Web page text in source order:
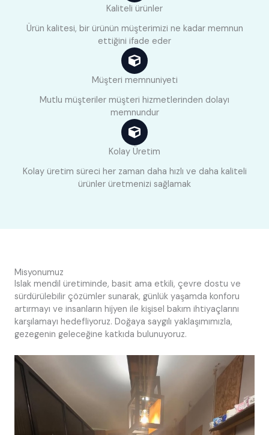
Kaliteli ürünler
Ürün kalitesi, bir ürünün müşterimizi ne kadar memnun
ettiğini ifade eder
Müşteri memnuniyeti
Mutlu müşteriler müşteri hizmetlerinden dolayı
memnundur
Kolay Üretim
Kolay üretim süreci her zaman daha hızlı ve daha kaliteli
ürünler üretmenizi sağlamak
Misyonumuz
Islak mendil üretiminde, basit ama etkili, çevre dostu ve
sürdürülebilir çözümler sunarak, günlük yaşamda konforu
artırmayı ve insanların hijyen ile kişisel bakım ihtiyaçlarını
karşılamayı hedefliyoruz. Doğaya saygılı yaklaşımımızla,
gezegenin geleceğine katkıda bulunuyoruz.